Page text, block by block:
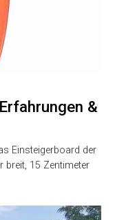
&
Einsteigerboard der
breit, 15 Zentimeter